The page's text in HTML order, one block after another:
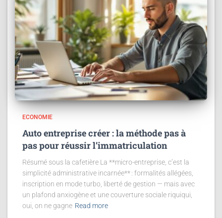
ECONOMIE
Auto entreprise créer : la méthode pas à
pas pour réussir l’immatriculation
Résumé sous la cafetière La **micro-entreprise, c’est la
simplicité administrative incarnée** : formalités allégées,
inscription en mode turbo, liberté de gestion — mais avec
un plafond anxiogène et une couverture sociale riquiqui,
oui, on ne gagne Read more